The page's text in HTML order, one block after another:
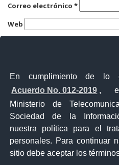
En cumplimiento de lo
Acuerdo No. 012-2019 ,
Ministerio de
Sociedad de la
nuestra política para el
personales. Para continuar
sitio debe aceptar los
Correo electrónico *
Web
Guarda mi nombre,
Ventanilla
Ventanilla Única de
Gobierno